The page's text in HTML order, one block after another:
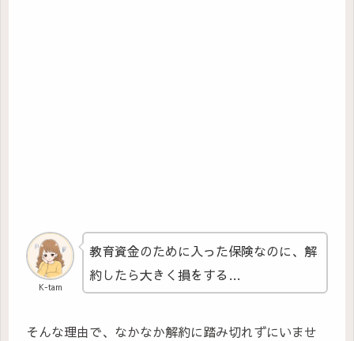
K-tam
教育資金のために入った保険なのに、解
約したら大きく損をする…
そんな理由で、なかなか解約に踏み切れずにいませ